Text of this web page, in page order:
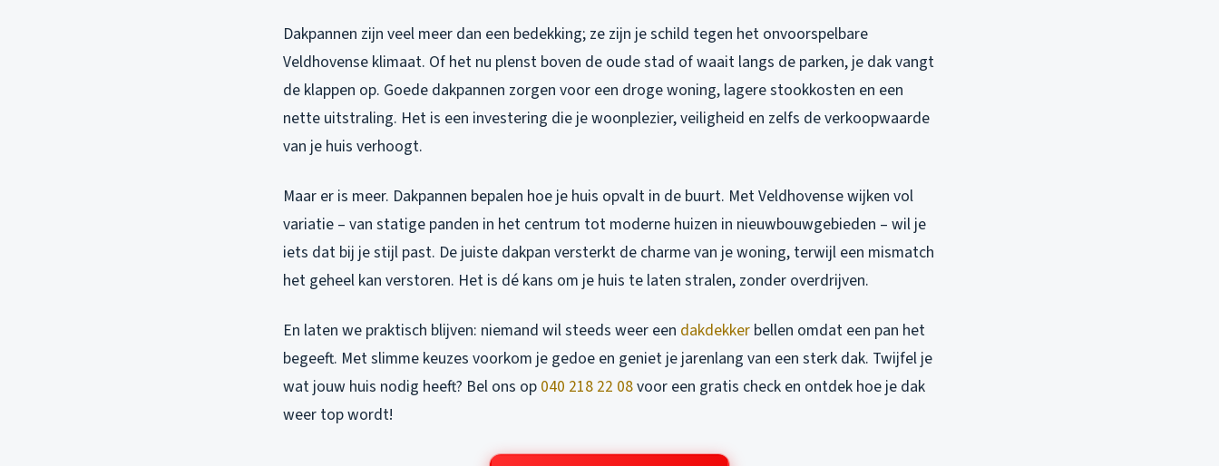
Dakpannen zijn veel meer dan een bedekking; ze zijn je schild tegen het onvoorspelbare
Veldhovense klimaat. Of het nu plenst boven de oude stad of waait langs de parken, je dak vangt
de klappen op. Goede dakpannen zorgen voor een droge woning, lagere stookkosten en een
nette uitstraling. Het is een investering die je woonplezier, veiligheid en zelfs de verkoopwaarde
van je huis verhoogt.
Maar er is meer. Dakpannen bepalen hoe je huis opvalt in de buurt. Met Veldhovense wijken vol
variatie – van statige panden in het centrum tot moderne huizen in nieuwbouwgebieden – wil je
iets dat bij je stijl past. De juiste dakpan versterkt de charme van je woning, terwijl een mismatch
het geheel kan verstoren. Het is dé kans om je huis te laten stralen, zonder overdrijven.
En laten we praktisch blijven: niemand wil steeds weer een dakdekker bellen omdat een pan het
begeeft. Met slimme keuzes voorkom je gedoe en geniet je jarenlang van een sterk dak. Twijfel je
wat jouw huis nodig heeft? Bel ons op 040 218 22 08voor een gratis check en ontdek hoe je dak
weer top wordt!